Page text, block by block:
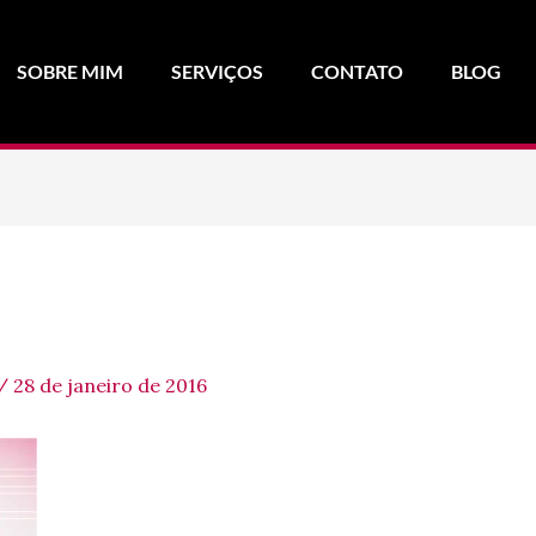
SOBRE MIM SERVIÇOS CONTATO BLOG
/ 28 de janeiro de 2016